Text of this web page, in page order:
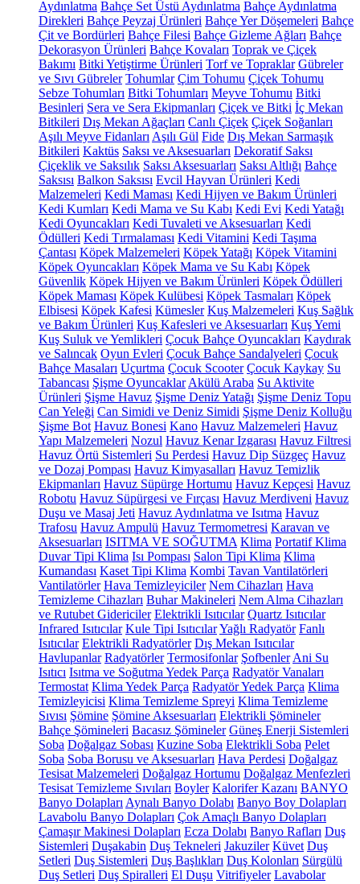
Aydınlatma Bahçe Set Üstü Aydınlatma Bahçe Aydınlatma
Direkleri Bahçe Peyzaj Ürünleri Bahçe Yer Döşemeleri Bahçe
Çit ve Bordürleri Bahçe Filesi Bahçe Gizleme Ağları Bahçe
Dekorasyon Ürünleri Bahçe Kovaları Toprak ve Çiçek
Bakımı Bitki Yetiştirme Ürünleri Torf ve Topraklar Gübreler
ve Sıvı Gübreler Tohumlar Çim Tohumu Çiçek Tohumu
Sebze Tohumları Bitki Tohumları Meyve Tohumu Bitki
Besinleri Sera ve Sera Ekipmanları Çiçek ve Bitki İç Mekan
Bitkileri Dış Mekan Ağaçları Canlı Çiçek Çiçek Soğanları
Aşılı Meyve Fidanları Aşılı Gül Fide Dış Mekan Sarmaşık
Bitkileri Kaktüs Saksı ve Aksesuarları Dekoratif Saksı
Çiçeklik ve Saksılık Saksı Aksesuarları Saksı Altlığı Bahçe
Saksısı Balkon Saksısı Evcil Hayvan Ürünleri Kedi
Malzemeleri Kedi Maması Kedi Hijyen ve Bakım Ürünleri
Kedi Kumları Kedi Mama ve Su Kabı Kedi Evi Kedi Yatağı
Kedi Oyuncakları Kedi Tuvaleti ve Aksesuarları Kedi
Ödülleri Kedi Tırmalaması Kedi Vitamini Kedi Taşıma
Çantası Köpek Malzemeleri Köpek Yatağı Köpek Vitamini
Köpek Oyuncakları Köpek Mama ve Su Kabı Köpek
Güvenlik Köpek Hijyen ve Bakım Ürünleri Köpek Ödülleri
Köpek Maması Köpek Kulübesi Köpek Tasmaları Köpek
Elbisesi Köpek Kafesi Kümesler Kuş Malzemeleri Kuş Sağlık
ve Bakım Ürünleri Kuş Kafesleri ve Aksesuarları Kuş Yemi
Kuş Suluk ve Yemlikleri Çocuk Bahçe Oyuncakları Kaydırak
ve Salıncak Oyun Evleri Çocuk Bahçe Sandalyeleri Çocuk
Bahçe Masaları Uçurtma Çocuk Scooter Çocuk Kaykay Su
Tabancası Şişme Oyuncaklar Akülü Araba Su Aktivite
Ürünleri Şişme Havuz Şişme Deniz Yatağı Şişme Deniz Topu
Can Yeleği Can Simidi ve Deniz Simidi Şişme Deniz Kolluğu
Şişme Bot Havuz Bonesi Kano Havuz Malzemeleri Havuz
Yapı Malzemeleri Nozul Havuz Kenar Izgarası Havuz Filtresi
Havuz Örtü Sistemleri Su Perdesi Havuz Dip Süzgeç Havuz
ve Dozaj Pompası Havuz Kimyasalları Havuz Temizlik
Ekipmanları Havuz Süpürge Hortumu Havuz Kepçesi Havuz
Robotu Havuz Süpürgesi ve Fırçası Havuz Merdiveni Havuz
Duşu ve Masaj Jeti Havuz Aydınlatma ve Isıtma Havuz
Trafosu Havuz Ampulü Havuz Termometresi Karavan ve
Aksesuarları ISITMA VE SOĞUTMA Klima Portatif Klima
Duvar Tipi Klima Isı Pompası Salon Tipi Klima Klima
Kumandası Kaset Tipi Klima Kombi Tavan Vantilatörleri
Vantilatörler Hava Temizleyiciler Nem Cihazları Hava
Temizleme Cihazları Buhar Makineleri Nem Alma Cihazları
ve Rutubet Gidericiler Elektrikli Isıtıcılar Quartz Isıtıcılar
Infrared Isıtıcılar Kule Tipi IsıtıcılarYağlı Radyatör Fanlı
Isıtıcılar Elektrikli Radyatörler Dış Mekan Isıtıcılar
Havlupanlar Radyatörler Termosifonlar Şofbenler Ani Su
Isıtıcı Isıtma ve Soğutma Yedek Parça Radyatör Vanaları
Termostat Klima Yedek Parça Radyatör Yedek Parça Klima
Temizleyicisi Klima Temizleme Spreyi Klima Temizleme
Sıvısı Şömine Şömine Aksesuarları Elektrikli Şömineler
Bahçe Şömineleri Bacasız Şömineler Güneş Enerji Sistemleri
Soba Doğalgaz Sobası Kuzine Soba Elektrikli Soba Pelet
Soba Soba Borusu ve Aksesuarları Hava Perdesi Doğalgaz
Tesisat Malzemeleri Doğalgaz Hortumu Doğalgaz Menfezleri
Tesisat Temizleme Sıvıları Boyler Kalorifer Kazanı BANYO
Banyo Dolapları Aynalı Banyo Dolabı Banyo Boy Dolapları
Lavabolu Banyo Dolapları Çok Amaçlı Banyo Dolapları
Çamaşır Makinesi Dolapları Ecza Dolabı Banyo Rafları Duş
Sistemleri Duşakabin Duş Tekneleri Jakuziler Küvet Duş
Setleri Duş Sistemleri Duş Başlıkları Duş Kolonları Sürgülü
Duş Setleri Duş Spiralleri El Duşu Vitrifiyeler Lavabolar